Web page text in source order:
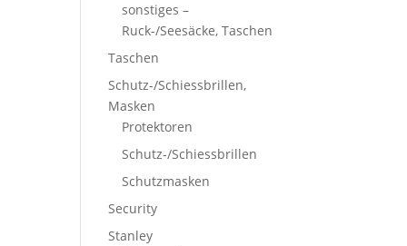
sonstiges –
Ruck-/Seesäcke, Taschen
Taschen
Schutz-/Schiessbrillen,
Masken
Protektoren
Schutz-/Schiessbrillen
Schutzmasken
Security
Stanley